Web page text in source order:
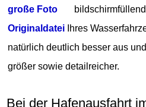
große Foto
Originaldatei Ihres
natürlich deutlich besser aus
größer sowie detailreicher.
Bei der Hafenausfahrt